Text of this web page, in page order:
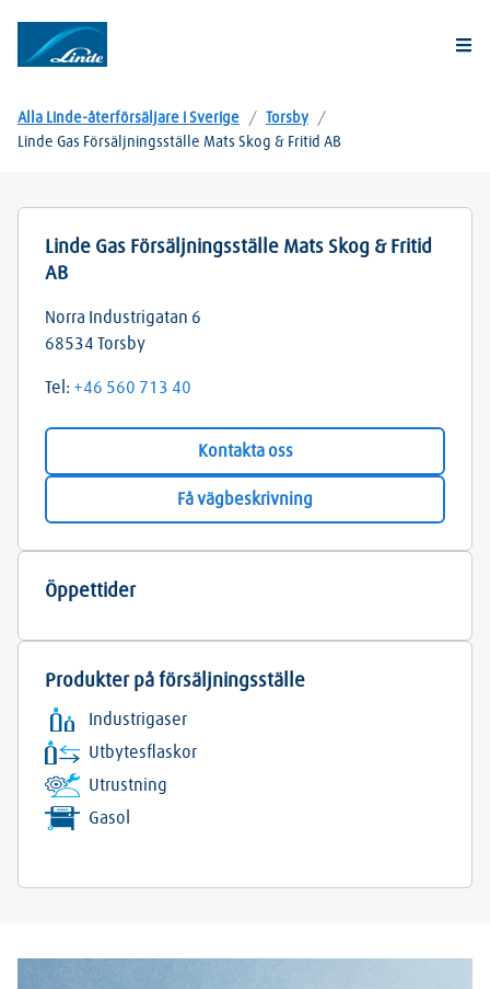
Alla Linde-återförsäljare i Sverige / Torsby
/
Linde Gas Försäljningsställe Mats Skog & Fritid AB
Linde Gas Försäljningsställe Mats Skog & Fritid
AB
Norra Industrigatan 6
68534 Torsby
Tel: +46 560 713 40
Kontakta oss
Få vägbeskrivning
Öppettider
Produkter på försäljningsställe
Industrigaser
Utbytesflaskor
Utrustning
Gasol